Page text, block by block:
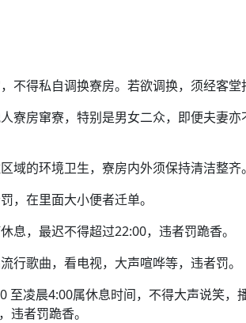
不得私自调换寮房。若欲调换，须经客堂
寮房窜寮，特别是男女二众，即便夫妻
域的环境卫生，寮房内外须保持清洁整齐。
，在里面大小便者迁单。
息，最迟不得超过22:00，违者罚跪香。
行歌曲，看电视，大声喧哗等，违者罚。
至凌晨4:00属休息时间，不得大声说笑
违者罚跪香。